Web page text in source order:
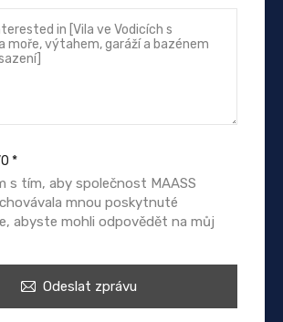
*
s tím, aby společnost MAASS
mnou poskytnuté
abyste mohli odpovědět na můj
Odeslat zprávu